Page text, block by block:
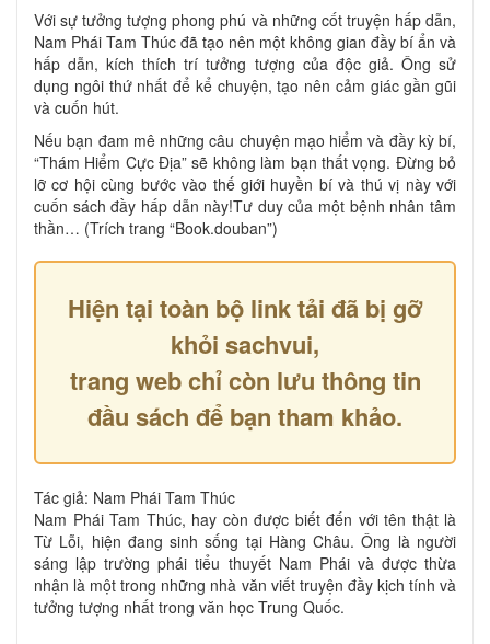
Với sự tưởng tượng phong phú và những cốt truyện hấp dẫn,
Nam Phái Tam Thúc đã tạo nên một không gian đầy bí ẩn và
hấp dẫn, kích thích trí tưởng tượng của độc giả. Ông sử
dụng ngôi thứ nhất để kể chuyện, tạo nên cảm giác gần gũi
và cuốn hút.
Nếu bạn đam mê những câu chuyện mạo hiểm và đầy kỳ bí,
“Thám Hiểm Cực Địa” sẽ không làm bạn thất vọng. Đừng bỏ
lỡ cơ hội cùng bước vào thế giới huyền bí và thú vị này với
cuốn sách đầy hấp dẫn này!Tư duy của một bệnh nhân tâm
thần… (Trích trang “Book.douban”)
Hiện tại toàn bộ link tải đã bị gỡ
khỏi sachvui,
trang web chỉ còn lưu thông tin
đầu sách để bạn tham khảo.
Tác giả: Nam Phái Tam Thúc
Nam Phái Tam Thúc, hay còn được biết đến với tên thật là
Từ Lỗi, hiện đang sinh sống tại Hàng Châu. Ông là người
sáng lập trường phái tiểu thuyết Nam Phái và được thừa
nhận là một trong những nhà văn viết truyện đầy kịch tính và
tưởng tượng nhất trong văn học Trung Quốc.